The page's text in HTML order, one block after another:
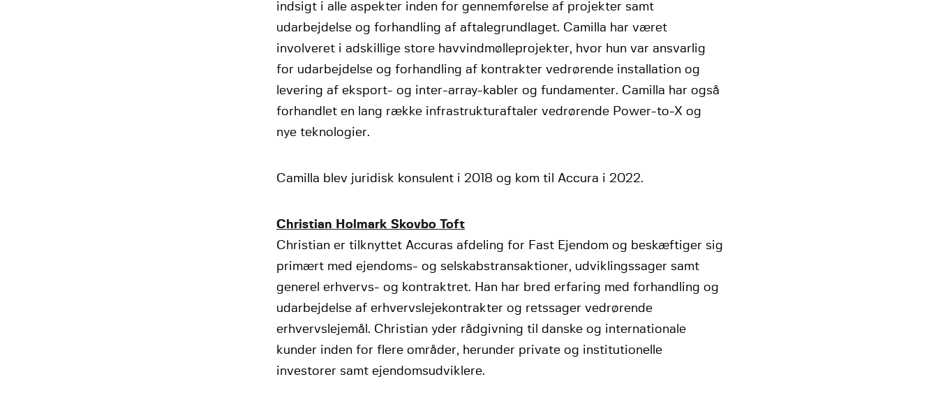
indsigt i alle aspekter inden for gennemførelse af projekter samt
udarbejdelse og forhandling af aftalegrundlaget. Camilla har været
involveret i adskillige store havvindmølleprojekter, hvor hun var ansvarlig
for udarbejdelse og forhandling af kontrakter vedrørende installation og
levering af eksport- og inter-array-kabler og fundamenter. Camilla har også
forhandlet en lang række infrastrukturaftaler vedrørende Power-to-X og
nye teknologier.
Camilla blev juridisk konsulent i 2018 og kom til Accura i 2022.
Christian Holmark Skovbo Toft
Christian er tilknyttet Accuras afdeling for Fast Ejendom og beskæftiger sig
primært med ejendoms- og selskabstransaktioner, udviklingssager samt
generel erhvervs- og kontraktret. Han har bred erfaring med forhandling og
udarbejdelse af erhvervslejekontrakter og retssager vedrørende
erhvervslejemål. Christian yder rådgivning til danske og internationale
kunder inden for flere områder, herunder private og institutionelle
investorer samt ejendomsudviklere.